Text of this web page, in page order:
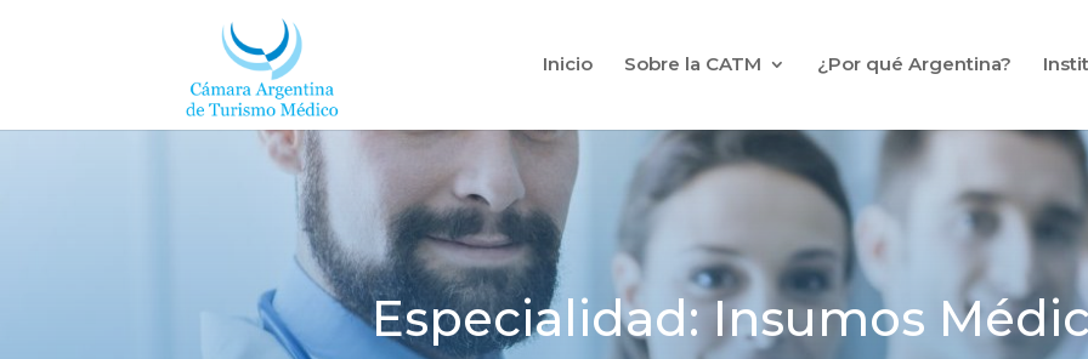
Inicio Sobre la CATM ¿Por qué Argentina?
Especialidad: Insumos